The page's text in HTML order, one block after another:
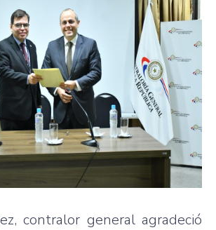
contralor general agradeció